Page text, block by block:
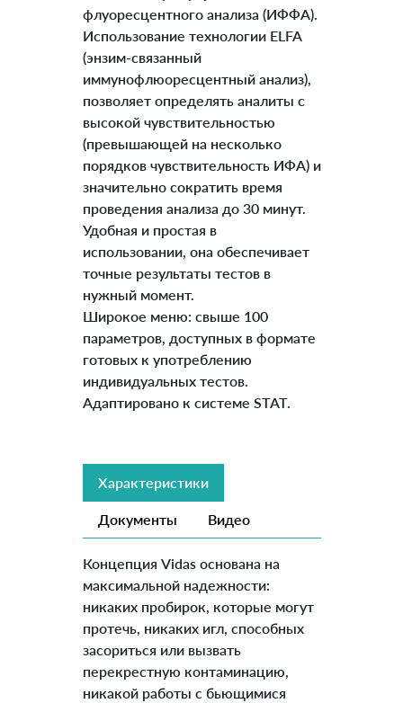
флуоресцентного анализа (ИФФА).
Использование технологии ELFA
(энзим-связанный
иммунофлюоресцентный анализ),
позволяет определять аналиты с
высокой чувствительностью
(превышающей на несколько
порядков чувствительность ИФА) и
значительно сократить время
проведения анализа до 30 минут.
Удобная и простая в
использовании, она обеспечивает
точные результаты тестов в
нужный момент.
Широкое меню: свыше 100
параметров, доступных в формате
готовых к употреблению
индивидуальных тестов.
Адаптировано к системе STAT.
Характеристики
Документы Видео
Концепция Vidas основана на
максимальной надежности:
никаких пробирок, которые могут
протечь, никаких игл, способных
засориться или вызвать
перекрестную контаминацию,
никакой работы с бьющимися